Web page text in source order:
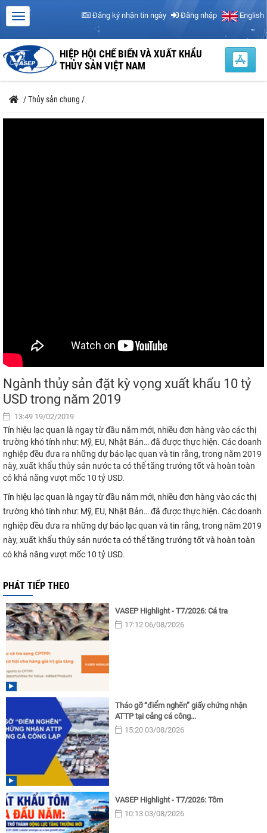
Đăng ký nhận tin ngày Đăng nhập English
HIỆP HỘI CHẾ BIẾN VÀ XUẤT KHẨU
THỦY SẢN VIỆT NAM
/Thủy sản chung /
Ngành thủy sản đặt kỳ vọng xuất khẩu 10 tỷ
USD trong năm 2019
13:49 19/02/2019
Tín hiệu lạc quan là ngay từ đầu năm mới, nhiều đơn hàng vào các thị
trường khó tính như: Mỹ, EU, Nhật Bản… đã được thực hiện. Các doanh
nghiệp đều đưa ra những dự báo lạc quan và tin rằng, trong năm 2019
này, xuất khẩu thủy sản nước ta có thể tăng trưởng tốt và hoàn toàn
có khả năng vượt mốc 10 tỷ USD.
Tín hiệu lạc quan là ngay từ đầu năm mới, nhiều đơn hàng vào các thị
trường khó tính như: Mỹ, EU, Nhật Bản… đã được thực hiện. Các doanh
nghiệp đều đưa ra những dự báo lạc quan và tin rằng, trong năm 2019
này, xuất khẩu thủy sản nước ta có thể tăng trưởng tốt và hoàn toàn
có khả năng vượt mốc 10 tỷ USD.
PHÁT TIẾP THEO
VASEP Highlight - T7/2026: Cá tra
17:12 06/08/2026
Tháo gỡ “điểm nghẽn” giấy chứng nhận
ATTP tại cảng cá công...
15:20 03/08/2026
VASEP Highlight - T7/2026: Tôm
10:13 03/08/2026